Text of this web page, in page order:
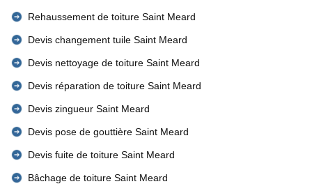
Rehaussement de toiture Saint Meard
Devis changement tuile Saint Meard
Devis nettoyage de toiture Saint Meard
Devis réparation de toiture Saint Meard
Devis zingueur Saint Meard
Devis pose de gouttière Saint Meard
Devis fuite de toiture Saint Meard
Bâchage de toiture Saint Meard